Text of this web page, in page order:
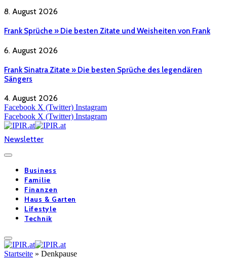
8. August 2026
Frank Sprüche » Die besten Zitate und Weisheiten von Frank
6. August 2026
Frank Sinatra Zitate » Die besten Sprüche des legendären
Sängers
4. August 2026
Facebook X (Twitter) Instagram
Facebook X (Twitter) Instagram
Newsletter
Business
Familie
Finanzen
Haus & Garten
Lifestyle
Technik
Startseite » Denkpause